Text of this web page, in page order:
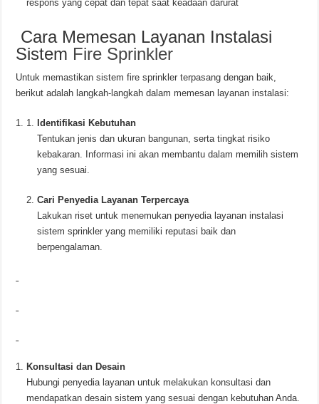
respons yang cepat dan tepat saat keadaan darurat
Cara Memesan Layanan Instalasi
Sistem Fire Sprinkler
Untuk memastikan sistem fire sprinkler terpasang dengan baik,
berikut adalah langkah-langkah dalam memesan layanan instalasi:
Identifikasi Kebutuhan
Tentukan jenis dan ukuran bangunan, serta tingkat risiko
kebakaran. Informasi ini akan membantu dalam memilih sistem
yang sesuai.
Cari Penyedia Layanan Terpercaya
Lakukan riset untuk menemukan penyedia layanan instalasi
sistem sprinkler yang memiliki reputasi baik dan
berpengalaman.
Konsultasi dan Desain
Hubungi penyedia layanan untuk melakukan konsultasi dan
mendapatkan desain sistem yang sesuai dengan kebutuhan Anda.